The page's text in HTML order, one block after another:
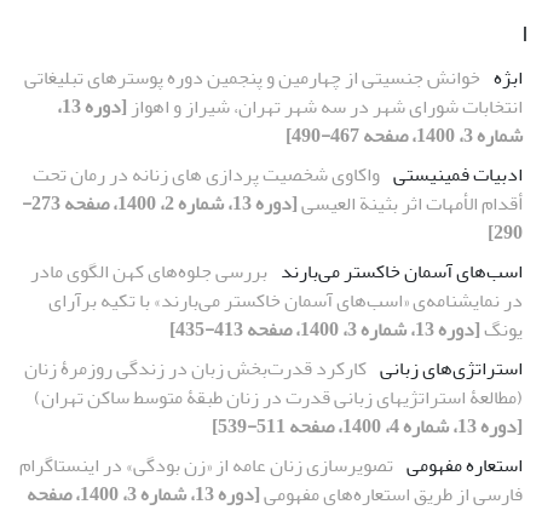
ا
ابژه خوانش جنسیتی از چهارمین و پنجمین دوره پوسترهای تبلیغاتی
انتخابات شورای شهر در سه شهر تهران، شیراز و اهواز
[دوره 13،
شماره 3، 1400، صفحه 467-490]
ادبیات فمینیستی واکاوی شخصیت‏ پردازی‏ های زنانه در رمان تحت
أقدام الأمهات اثر بثینة ‌العیسی
[دوره 13، شماره 2، 1400، صفحه 273-
290]
اسب‌های آسمان خاکستر می‌بارند بررسی جلوه‌های کهن الگوی مادر
در نمایشنامه‌ی «اسب‌های آسمان خاکستر می‌بارند» با تکیه برآرای
یونگ[دوره 13، شماره 3، 1400، صفحه 413-435]
استراتژی‌های زبانی کارکرد قدرت‌بخش زبان در زندگی روزمرۀ زنان
(مطالعۀ استراتژی‏های زبانی قدرت در زنان طبقۀ متوسط ساکن تهران)
[دوره 13، شماره 4، 1400، صفحه 511-539]
استعاره مفهومی تصویرسازی زنان عامه از «زن بودگی» در اینستاگرام
فارسی از طریق استعاره‌های مفهومی
[دوره 13، شماره 3، 1400، صفحه